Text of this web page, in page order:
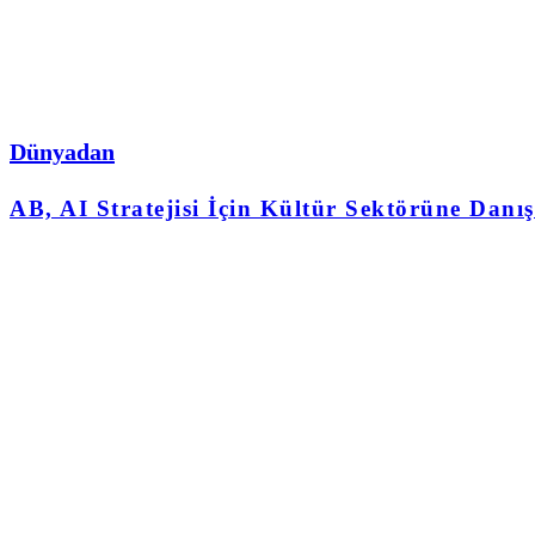
Dünyadan
AB, AI Stratejisi İçin Kültür Sektörüne